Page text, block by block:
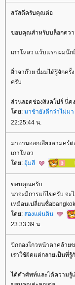
สวัสดีครับคุณต่อ
ขอบคุณสำหรับบล็อกคว
เกาโหลว แว้บแรก ผมนึก
อิ่วจาก๊วย นี่ผมได้รู้จักครั้
ครับ
ส่วนลอดช่องสิงคโปร์ นี่ค
ดย: มาช้ายังดีกว่าไม่มา
22:25:44 น.
มาอ่านออกเสียงตามครํต่
เกาโหลว
ดย: อุ้มสี
ขอบคุณครับ
น่าจะมีการแก้ไขครับ จะ
เหมือนเปลี่ยนชื่อ
ดย: สองแผ่นดิน
23:33:39 น.
ปักถ่องโกวหน้าตาคล้าย
เราใช้ผิดแต่กลายเป็นที่
ได้คำศัพท์และได้ความรู้